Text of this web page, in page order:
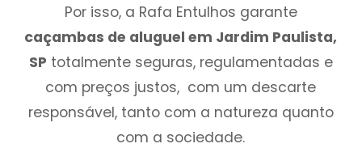
Por isso, a Rafa Entulhos garante
caçambas de aluguel em Jardim Paulista,
SP totalmente seguras, regulamentadas e
com preços justos, com um descarte
responsável, tanto com a natureza quanto
com a sociedade.